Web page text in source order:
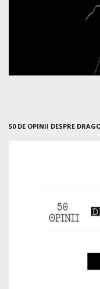
50 DE OPINII DESPRE